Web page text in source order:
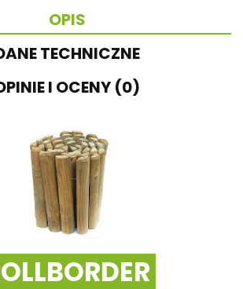
OPIS
TECHNICZNE
I OCENY (0)